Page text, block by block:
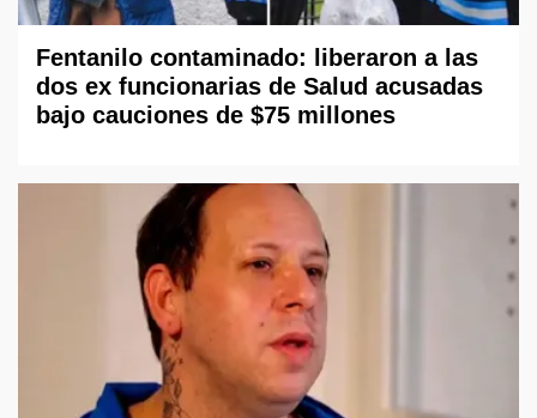
Fentanilo contaminado: liberaron a las
dos ex funcionarias de Salud acusadas
bajo cauciones de $75 millones